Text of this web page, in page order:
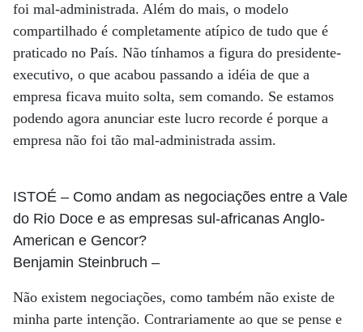
foi mal-administrada. Além do mais, o modelo
compartilhado é completamente atípico de tudo que é
praticado no País. Não tínhamos a figura do presidente-
executivo, o que acabou passando a idéia de que a
empresa ficava muito solta, sem comando. Se estamos
podendo agora anunciar este lucro recorde é porque a
empresa não foi tão mal-administrada assim.
ISTOÉ – Como andam as negociações entre a Vale
do Rio Doce e as empresas sul-africanas Anglo-
American e Gencor?
Benjamin Steinbruch –
Não existem negociações, como também não existe de
minha parte intenção. Contrariamente ao que se pense e